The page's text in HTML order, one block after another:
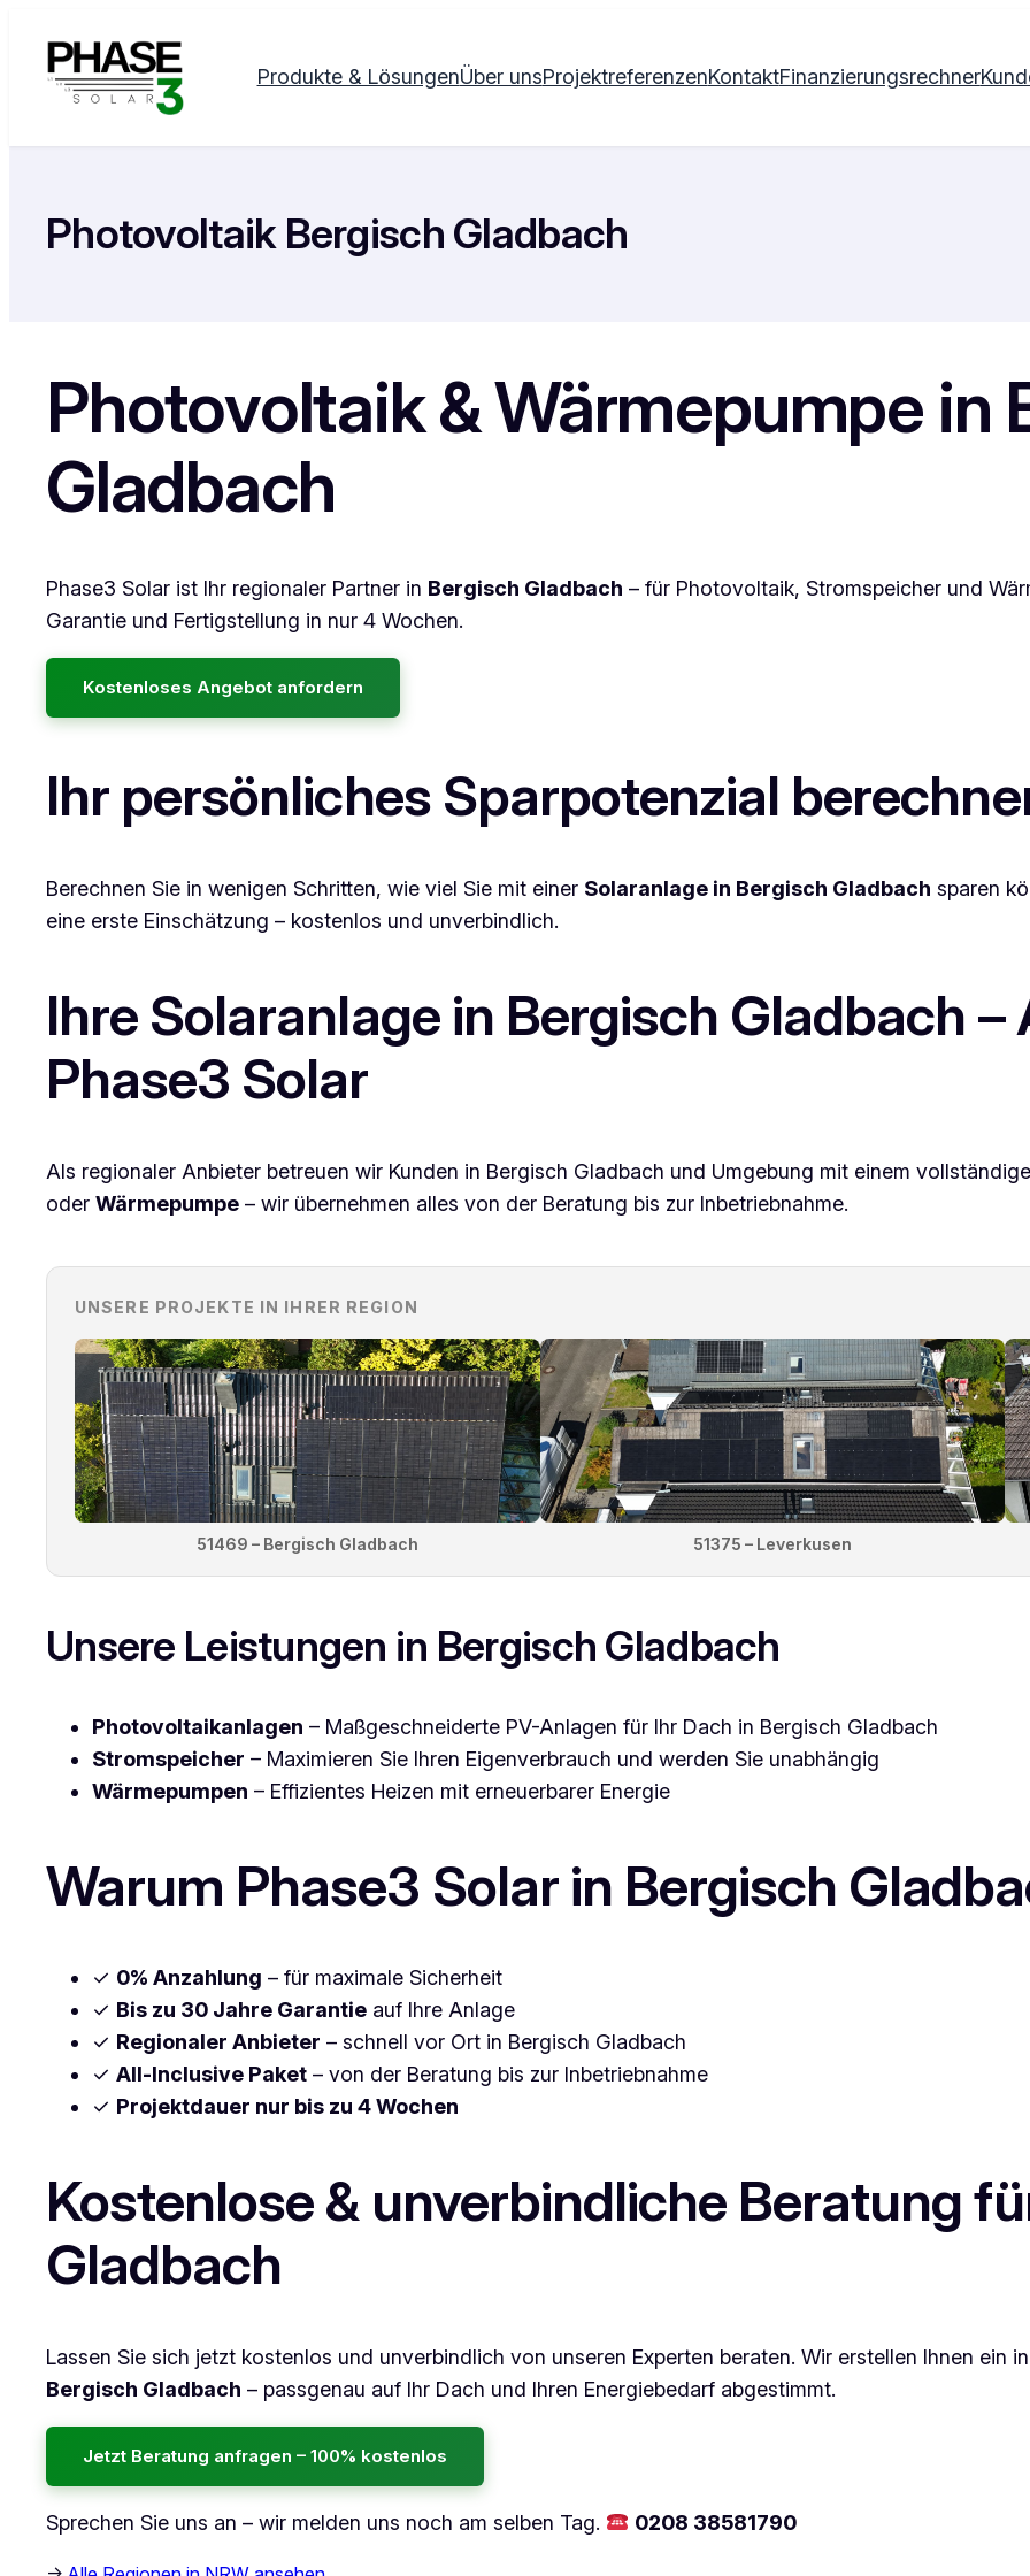
Inhalt
springen
Produkte & LösungenÜber unsProjektreferenzenKontaktFinanzierungsrechner
Photovoltaik Bergisch Gladbach
Photovoltaik & Wärmepumpe in
Gladbach
Phase3 Solar ist Ihr regionaler Partner in Bergisch Gladbach – für Photovoltaik, Stromspeicher und
Garantie und Fertigstellung in nur 4 Wochen.
Kostenloses Angebot anfordern
Ihr persönliches Sparpotenzial
Berechnen Sie in wenigen Schritten, wie viel Sie mit einer Solaranlage in Bergisch Gladbach sparen
eine erste Einschätzung – kostenlos und unverbindlich.
Ihre Solaranlage in Bergisch Gladbach
Phase3 Solar
Als regionaler Anbieter betreuen wir Kunden in Bergisch Gladbach und Umgebung mit einem
oder Wärmepumpe – wir übernehmen alles von der Beratung bis zur Inbetriebnahme.
UNSERE PROJEKTE IN IHRER REGION
51469 – Bergisch Gladbach 51375 – Leverkusen
Unsere Leistungen in Bergisch Gladbach
Photovoltaikanlagen – Maßgeschneiderte PV-Anlagen für Ihr Dach in Bergisch Gladbach
Stromspeicher – Maximieren Sie Ihren Eigenverbrauch und werden Sie unabhängig
Wärmepumpen – Effizientes Heizen mit erneuerbarer Energie
Warum Phase3 Solar in Bergisch
✓ 0% Anzahlung – für maximale Sicherheit
✓ Bis zu 30 Jahre Garantie auf Ihre Anlage
✓ Regionaler Anbieter – schnell vor Ort in Bergisch Gladbach
✓ All-Inclusive Paket – von der Beratung bis zur Inbetriebnahme
✓ Projektdauer nur bis zu 4 Wochen
Kostenlose & unverbindliche Beratung
Gladbach
Lassen Sie sich jetzt kostenlos und unverbindlich von unseren Experten beraten. Wir erstellen Ihnen ein
Bergisch Gladbach – passgenau auf Ihr Dach und Ihren Energiebedarf abgestimmt.
Jetzt Beratung anfragen – 100% kostenlos
Sprechen Sie uns an – wir melden uns noch am selben Tag. 0208 38581790